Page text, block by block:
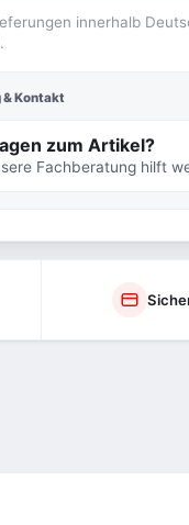
innerhalb
& Kontakt
zum Artikel?
Fachberatung hilft